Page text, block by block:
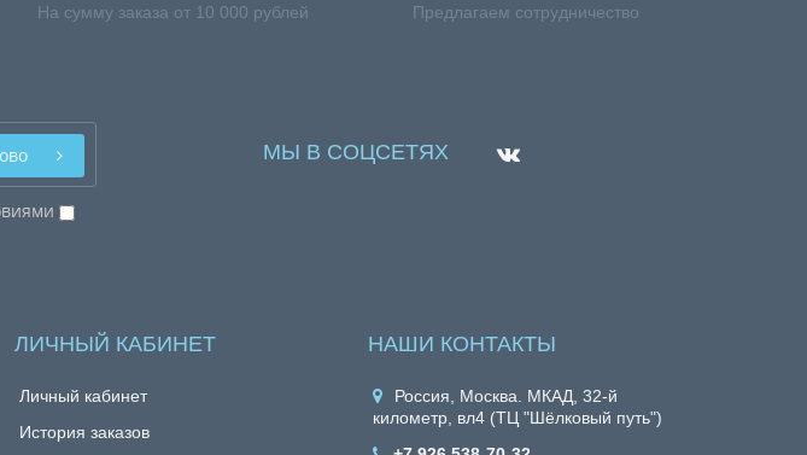
На сумму заказа от 10 000 рублей Предлагаем сотрудничество
МЫ В СОЦСЕТЯХ
ЛИЧНЫЙ КАБИНЕТ
Личный кабинет
История заказов
НАШИ КОНТАКТЫ
Россия, Москва. МКАД, 32-й
километр, вл4 (ТЦ "Шёлковый путь")